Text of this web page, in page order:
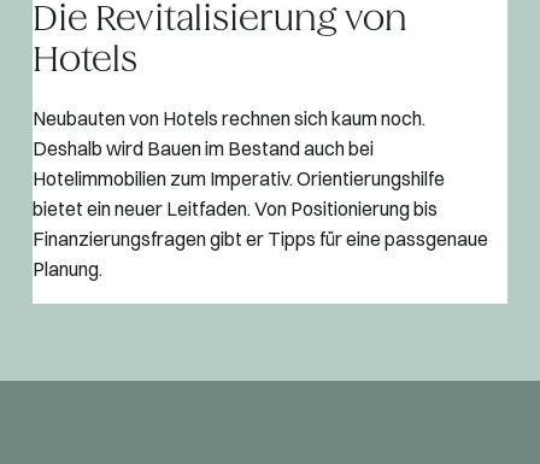
Die Revitalisierung von
Hotels
Neubauten von Hotels rechnen sich kaum noch.
Deshalb wird Bauen im Bestand auch bei
Hotelimmobilien zum Imperativ. Orientierungshilfe
bietet ein neuer Leitfaden. Von Positionierung bis
Finanzierungsfragen gibt er Tipps für eine passgenaue
Planung.